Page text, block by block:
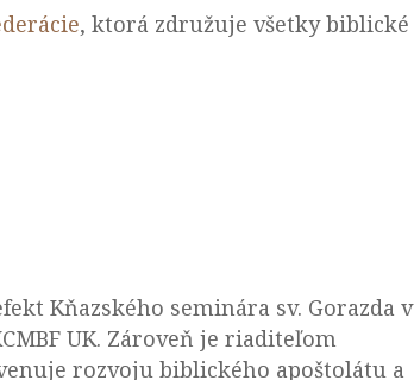
, ktorá združuje všetky biblické
Kňazského seminára sv. Gorazda v
UK. Zároveň je riaditeľom
rozvoju biblického apoštolátu a